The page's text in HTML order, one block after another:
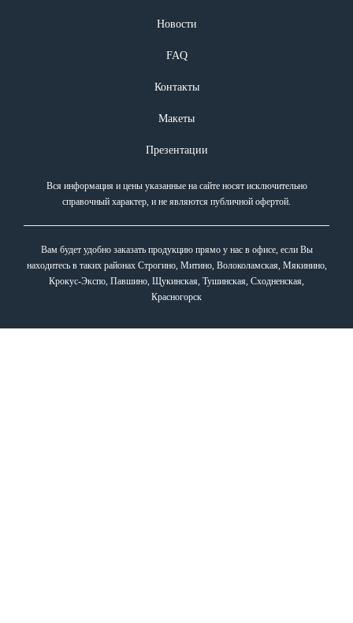
Новости
FAQ
Контакты
Макеты
Презентации
Вся информация и цены указанные на сайте носят исключительно
справочный характер, и не являются публичной офертой.
Вам будет удобно заказать продукцию прямо у нас в офисе, если Вы
находитесь в таких районах Строгино, Митино, Волоколамская, Мякинино,
Крокус-Экспо, Павшино, Щукинская, Тушинская, Сходненская,
Красногорск